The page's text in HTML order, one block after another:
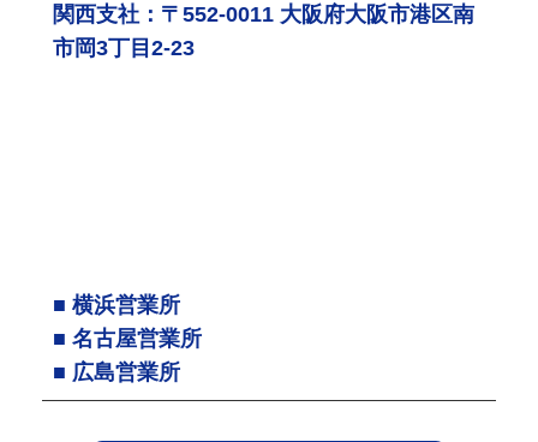
関西支社：〒552-0011 大阪府大阪市港区南
市岡3丁目2-23
■ 横浜営業所
■ 名古屋営業所
■ 広島営業所